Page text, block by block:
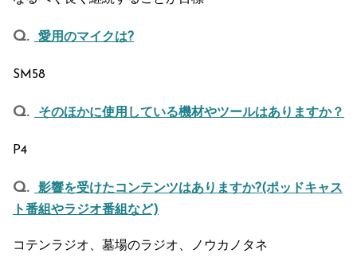
愛用のマイクは?
SM58
そのほかに使用している機材やツールはありますか？
P4
影響を受けたコンテンツはありますか?(ポッドキャス
ト番組やラジオ番組など)
コテンラジオ、墓場のラジオ、ノウカノタネ